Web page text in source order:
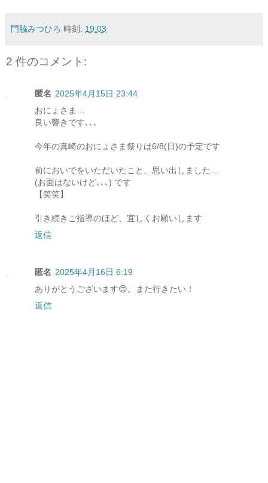
門脇みつひろ 時刻: 19:03
2 件のコメント:
匿名 2025年4月15日 23:44
おにょさま…
良い響きです､､､
今年の真崎のおにょさま祭りは6/8(日)の予定です
前においでをいただいたこと、思い出しました…
(お面はないけど､､､) です
【笑笑】
引き続きご指導のほど、宜しくお願いします
返信
匿名 2025年4月16日 6:19
ありがとうございます😊。また行きたい！
返信